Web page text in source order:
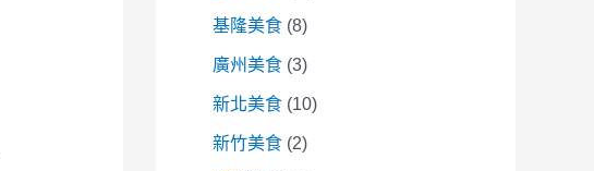
基隆美食 (8)
廣州美食 (3)
新北美食 (10)
新竹美食 (2)